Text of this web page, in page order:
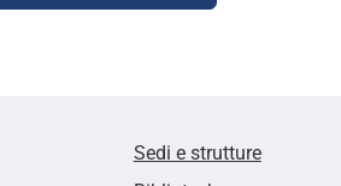
Sedi e strutture